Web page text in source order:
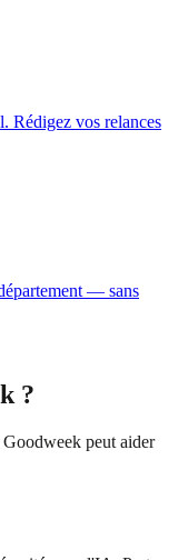
Rédigez vos relances
— sans
?
peut aider